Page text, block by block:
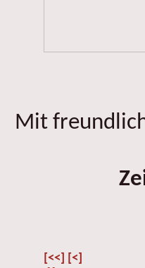
Mit
[<<] [<]